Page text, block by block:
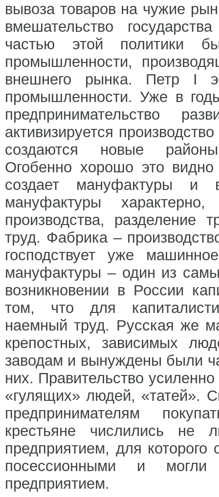
вывоза товаров на чужие
вмешательство
частью этой политики
промышленности,
внешнего рынка. Петр I
промышленности. Уже в
предпринимательство
активизируется
создаются новые
Огобенно хорошо это
создает мануфактуры и
мануфактуры
производства, разделение
труд. Фабрика –
господствует уже
мануфактуры – один из
возникновении в России
том, что для
наемный труд. Русская же
крепостных, зависимых
заводам и вынуждены были
них. Правительство
«гулящих» людей, «татей».
предпринимателям
крестьяне числились
предприятием, для
посессионными и
предприятием.